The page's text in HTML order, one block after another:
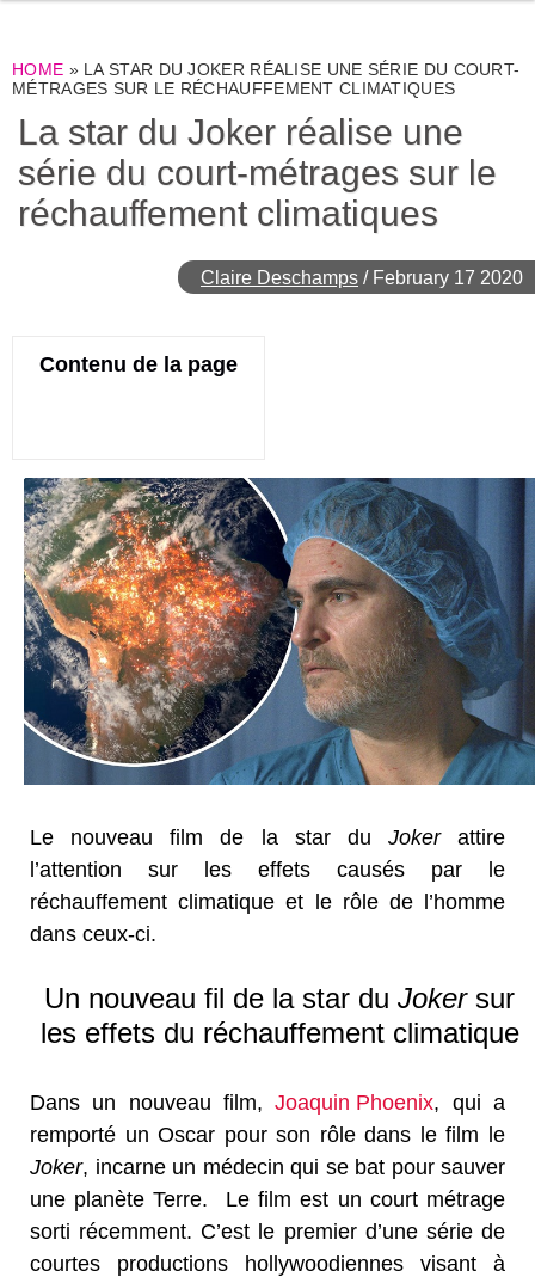
HOME » LA STAR DU JOKER RÉALISE UNE SÉRIE DU COURT-
MÉTRAGES SUR LE RÉCHAUFFEMENT CLIMATIQUES
La star du Joker réalise une
série du court-métrages sur le
réchauffement climatiques
Claire Deschamps / February 17 2020
Contenu de la page
Le nouveau film de la star du Jokerattire
l’attention sur les effets causés par le
réchauffement climatique et le rôle de l’homme
dans ceux-ci.
Un nouveau fil de la star du Jokersur
les effets du réchauffement climatique
Dans un nouveau film,Joaquin Phoenix, qui a
remporté un Oscar pour son rôle dans le film le
Joker, incarne un médecin qui se bat pour sauver
une planète Terre. Le film est un court métrage
sorti récemment. C’est le premier d’une série de
courtes productions hollywoodiennes visant à